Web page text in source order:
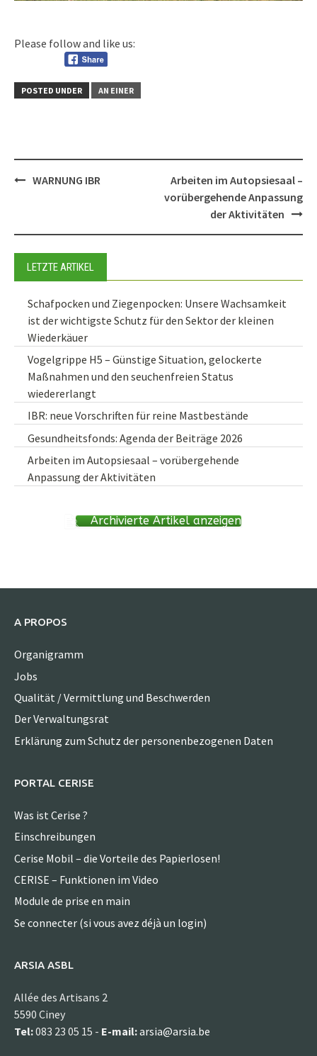
Please follow and like us:
POSTED UNDER AN EINER
PostWARNUNG IBR
Arbeiten im Autopsiesaal –
vorübergehende Anpassung
der Aktivitäten
LETZTE ARTIKEL
Schafpocken und Ziegenpocken: Unsere Wachsamkeit
ist der wichtigste Schutz für den Sektor der kleinen
Wiederkäuer
Vogelgrippe H5 – Günstige Situation, gelockerte
Maßnahmen und den seuchenfreien Status
wiedererlangt
IBR: neue Vorschriften für reine Mastbestände
Gesundheitsfonds: Agenda der Beiträge 2026
Arbeiten im Autopsiesaal – vorübergehende
Anpassung der Aktivitäten
Archivierte Artikel anzeigen
A PROPOS
Organigramm
Jobs
Qualität / Vermittlung und Beschwerden
Der Verwaltungsrat
Erklärung zum Schutz der personenbezogenen Daten
PORTAL CERISE
Was ist Cerise ?
Einschreibungen
Cerise Mobil – die Vorteile des Papierlosen!
CERISE – Funktionen im Video
Module de prise en main
Se connecter (si vous avez déjà un login)
ARSIA ASBL
Allée des Artisans 2
5590 Ciney
Tel:083 23 05 15 - E-mail:arsia@arsia.be